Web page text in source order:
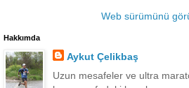
Web sürümünü
Hakkımda
Aykut Çelikbaş
Uzun mesafeler ve ultra